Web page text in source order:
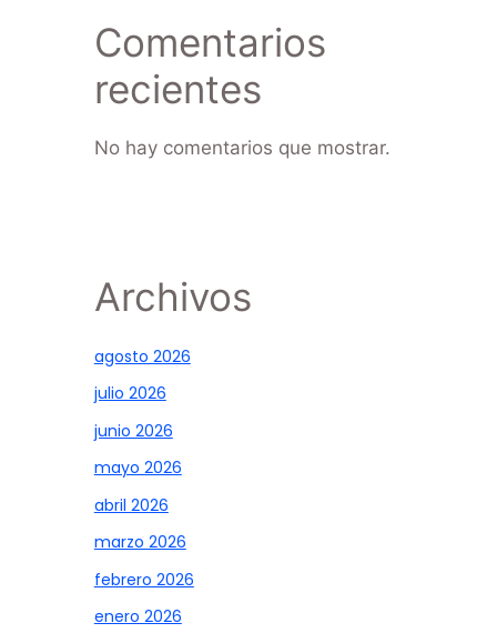
Comentarios
recientes
No hay comentarios que mostrar.
Archivos
agosto 2026
julio 2026
junio 2026
mayo 2026
abril 2026
marzo 2026
febrero 2026
enero 2026